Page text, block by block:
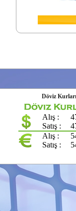
Döviz Kurları